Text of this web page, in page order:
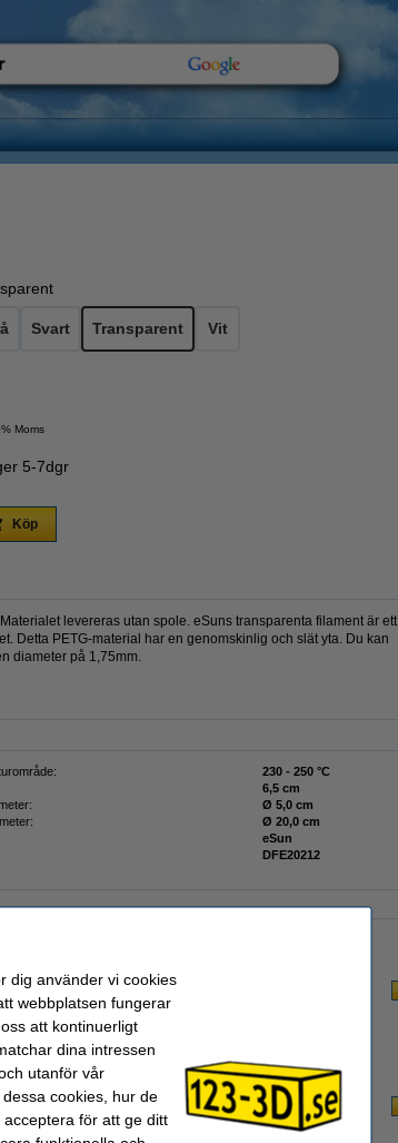
Svart Transparent Vit
Moms
5-7dgr
Köp
levereras utan spole. eSuns transparenta filament är ett
Detta PETG-material har en genomskinlig och slät yta. Du kan
diameter på 1,75mm.
230 - 250 °C
6,5 cm
Ø 5,0 cm
Ø 20,0 cm
eSun
DFE20212
dig använder vi cookies
webbplatsen fungerar
att kontinuerligt
dina intressen
utanför vår
cookies, hur de
för att ge ditt